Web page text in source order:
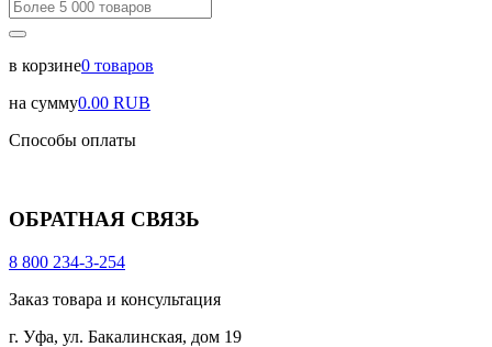
в корзине0 товаров
на сумму0.00 RUB
Способы оплаты
ОБРАТНАЯ СВЯЗЬ
8 800 234-3-254
Заказ товара и консультация
г. Уфа, ул. Бакалинская, дом 19